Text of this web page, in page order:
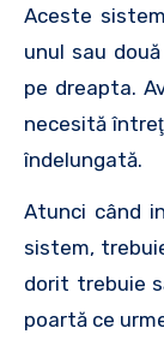
Aceste
unul sau
pe dreapta.
necesită
îndelungată.
Atunci când
sistem,
dorit trebuie
poartă ce